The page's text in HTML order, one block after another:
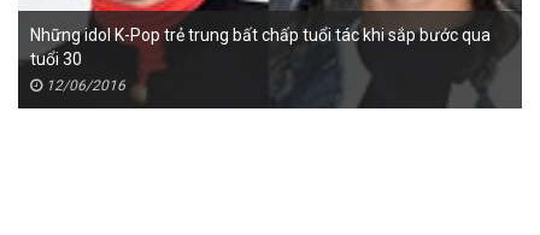
Những idol K-Pop trẻ trung bất chấp tuổi tác khi sắp bước qua
tuổi 30
12/06/2016